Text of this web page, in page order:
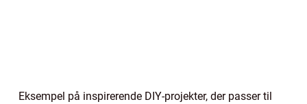
Eksempel på inspirerende DIY-projekter, der passer til